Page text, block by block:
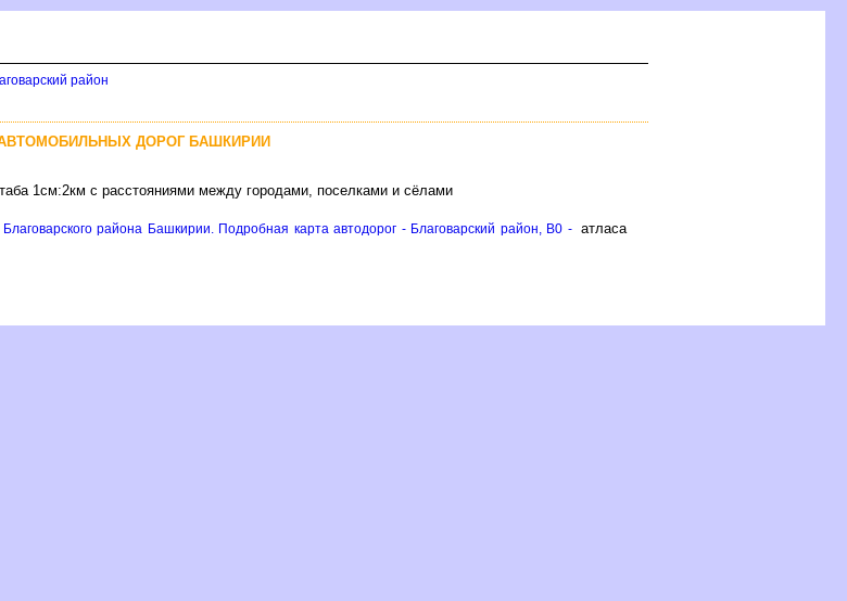
район
ДОРОГ БАШКИРИИ
1см:2км с расстояниями между городами, поселками и сёлами
района Башкирии. Подробная карта автодорог - Благоварский район, B0 -
атласа